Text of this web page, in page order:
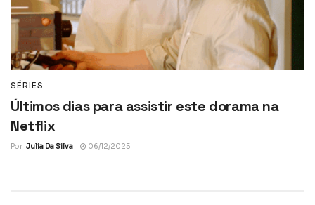
SÉRIES
Últimos dias para assistir este dorama na
Netflix
Por Julia Da Silva 06/12/2025